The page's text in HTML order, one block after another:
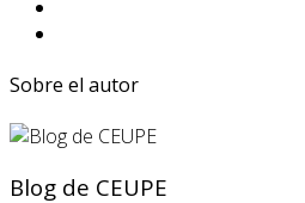
Sobre el autor
Blog de CEUPE